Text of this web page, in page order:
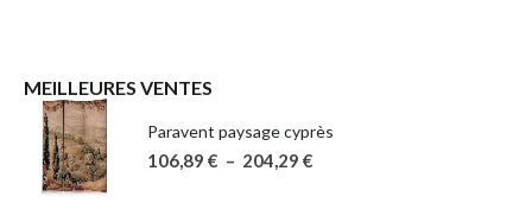
MEILLEURES VENTES
Paravent paysage cyprès
106,89 € – 204,29 €